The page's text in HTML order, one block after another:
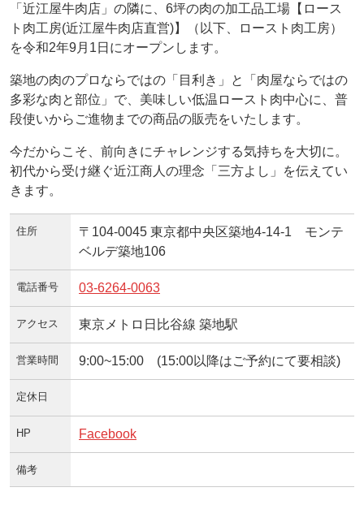
「近江屋牛肉店」の隣に、6坪の肉の加工品工場【ロース
ト肉工房(近江屋牛肉店直営)】（以下、ロースト肉工房）
を令和2年9月1日にオープンします。
築地の肉のプロならではの「目利き」と「肉屋ならではの
多彩な肉と部位」で、美味しい低温ロースト肉中心に、普
段使いからご進物までの商品の販売をいたします。
今だからこそ、前向きにチャレンジする気持ちを大切に。
初代から受け継ぐ近江商人の理念「三方よし」を伝えてい
きます。
住所
〒104-0045 東京都中央区築地4-14-1 モンテ
ベルデ築地106
電話番号 03-6264-0063
アクセス 東京メトロ日比谷線 築地駅
営業時間 9:00~15:00 (15:00以降はご予約にて要相談)
定休日
HP Facebook
備考